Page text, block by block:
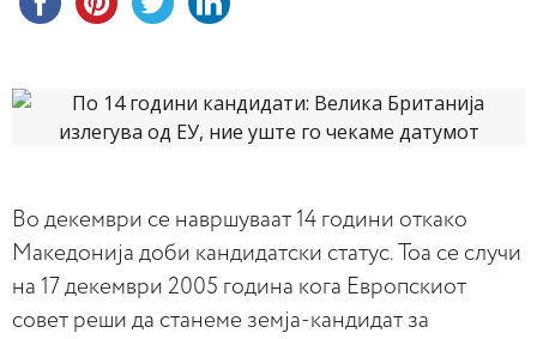
Во декември се навршуваат 14 години откако
Македонија доби кандидатски статус. Тоа се случи
на 17 декември 2005 година кога Европскиот
совет реши да станеме земја-кандидат за